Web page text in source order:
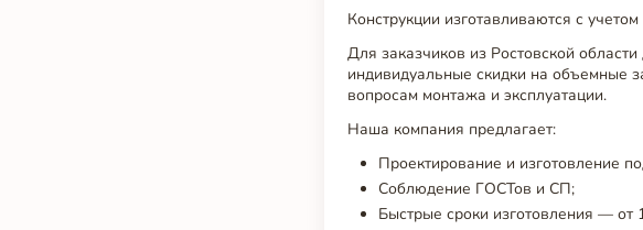
Конструкции изготавливаются с
Для заказчиков из Ростовской
индивидуальные скидки на объемные
вопросам монтажа и эксплуатации.
Наша компания предлагает:
Проектирование и изготовление
Соблюдение ГОСТов и СП;
Быстрые сроки изготовления — от